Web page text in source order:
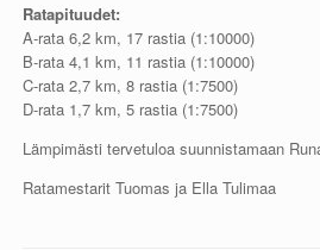
Ratapituudet:
A-rata 6,2 km, 17 rastia (1:10000)
B-rata 4,1 km, 11 rastia (1:10000)
C-rata 2,7 km, 8 rastia (1:7500)
D-rata 1,7 km, 5 rastia (1:7500)
Lämpimästi tervetuloa suunnistamaan
Ratamestarit Tuomas ja Ella Tulimaa